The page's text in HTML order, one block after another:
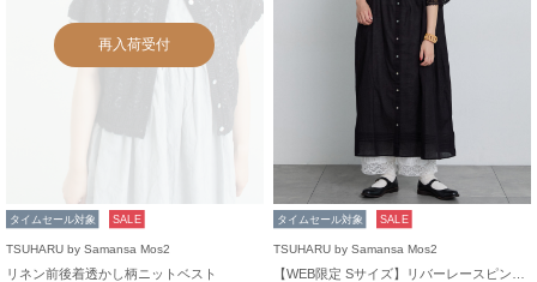
再入荷受付
タイムセール対象 SALE
TSUHARU by Samansa Mos2
リネン前後着透かし柄ニットベスト
タイムセール対象 SALE
TSUHARU by Samansa Mos2